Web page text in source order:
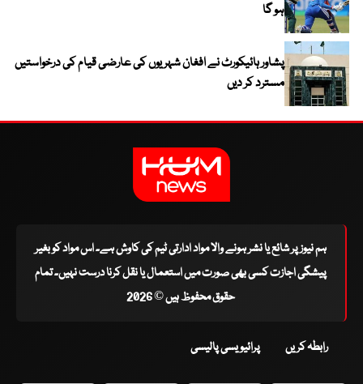
ہو گا
پشاور ہائیکورٹ نے افغان شہریوں کی عارضی قیام کی درخواستیں
مسترد کر دیں
ہم نیوز پر شائع یا نشر ہونے والا مواد ادارتی ٹیم کی کاوش ہے۔ اس مواد کو بغیر
پیشگی اجازت کسی بھی صورت میں استعمال یا نقل کرنا درست نہیں۔ تمام
حقوق محفوظ ہیں © 2026
رابطہ کریں پرائیویسی پالیسی